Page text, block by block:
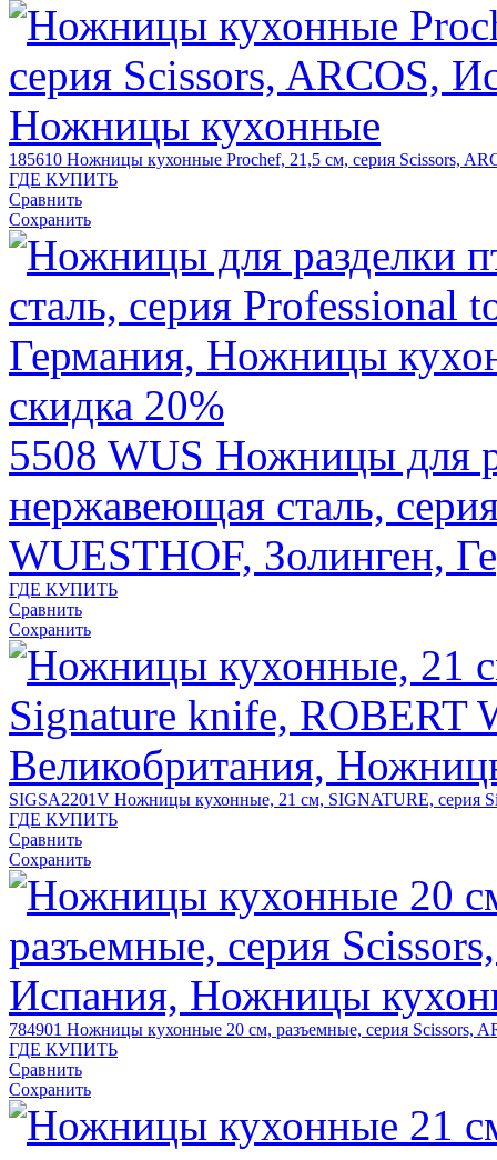
185610 Ножницы кухонные Prochef, 21,5 см, серия Scissors,
ГДЕ КУПИТЬ
Сравнить
Сохранить
скидка 20%
5508 WUS Ножницы для
нержавеющая сталь,
WUESTHOF, Золинген,
ГДЕ КУПИТЬ
Сравнить
Сохранить
SIGSA2201V Ножницы кухонныe, 21 см, SIGNATURE, серия
ГДЕ КУПИТЬ
Сравнить
Сохранить
784901 Ножницы кухонные 20 см, разъемные, серия Scissors,
ГДЕ КУПИТЬ
Сравнить
Сохранить